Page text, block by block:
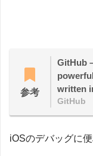
参考
GitHub
written
GitHub
iOSのデバッグに